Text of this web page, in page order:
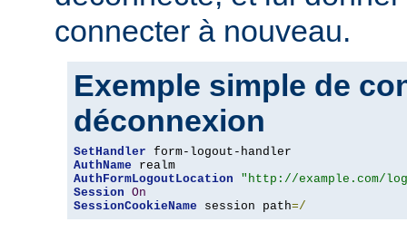
connecter à nouveau.
Exemple simple de
déconnexion
SetHandler
AuthName
AuthFormLogoutLocation
"http://example.com/
Session On
SessionCookieName session path=/